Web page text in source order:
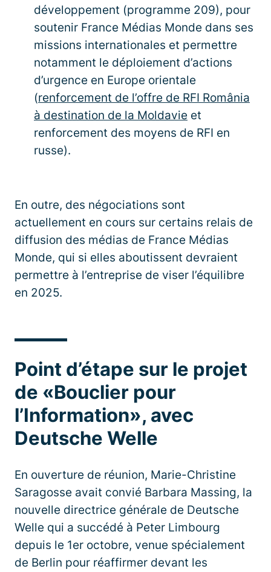
développement (programme 209), pour
soutenir France Médias Monde dans ses
missions internationales et permettre
notamment le déploiement d’actions
d’urgence en Europe orientale
(renforcement de l’offre de RFI România
à destination de la Moldavie et
renforcement des moyens de RFI en
russe).
En outre, des négociations sont
actuellement en cours sur certains relais de
diffusion des médias de France Médias
Monde, qui si elles aboutissent devraient
permettre à l’entreprise de viser l’équilibre
en 2025.
Point d’étape sur le projet
de «Bouclier pour
l’Information», avec
Deutsche Welle
En ouverture de réunion, Marie-Christine
Saragosse avait convié Barbara Massing, la
nouvelle directrice générale de Deutsche
Welle qui a succédé à Peter Limbourg
depuis le 1er octobre, venue spécialement
de Berlin pour réaffirmer devant les